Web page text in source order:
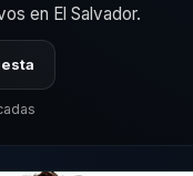
en El Salvador.